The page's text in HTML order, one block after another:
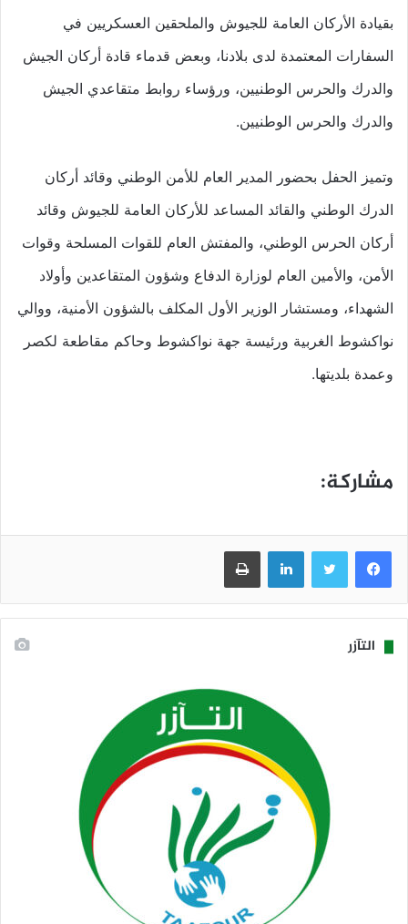
بقيادة الأركان العامة للجيوش والملحقين العسكريين في
السفارات المعتمدة لدى بلادنا، وبعض قدماء قادة أركان الجيش
والدرك والحرس الوطنيين، ورؤساء روابط متقاعدي الجيش
والدرك والحرس الوطنيين.
وتميز الحفل بحضور المدير العام للأمن الوطني وقائد أركان
الدرك الوطني والقائد المساعد للأركان العامة للجيوش وقائد
أركان الحرس الوطني، والمفتش العام للقوات المسلحة وقوات
الأمن، والأمين العام لوزارة الدفاع وشؤون المتقاعدين وأولاد
الشهداء، ومستشار الوزير الأول المكلف بالشؤون الأمنية، ووالي
نواكشوط الغربية ورئيسة جهة نواكشوط وحاكم مقاطعة لكصر
وعمدة بلديتها.
مشاركة:
فيسبوك تويتر لينكدإن طباعة
التآزر